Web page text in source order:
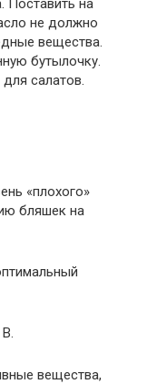
Поставить на
не должно
вещества.
бутылочку.
салатов.
«плохого»
бляшек на
вещества,